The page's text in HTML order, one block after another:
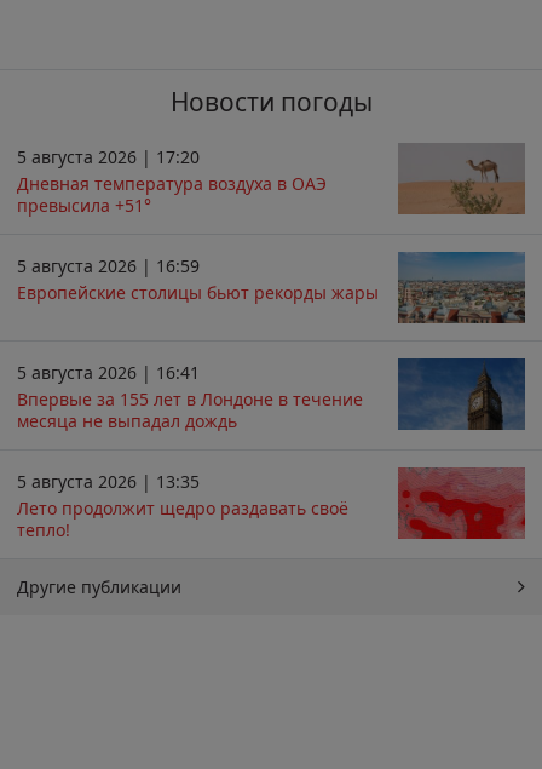
Новости погоды
5 августа 2026 | 17:20
Дневная температура воздуха в ОАЭ
превысила +51°
5 августа 2026 | 16:59
Европейские столицы бьют рекорды жары
5 августа 2026 | 16:41
Впервые за 155 лет в Лондоне в течение
месяца не выпадал дождь
5 августа 2026 | 13:35
Лето продолжит щедро раздавать своё
тепло!
Другие публикации